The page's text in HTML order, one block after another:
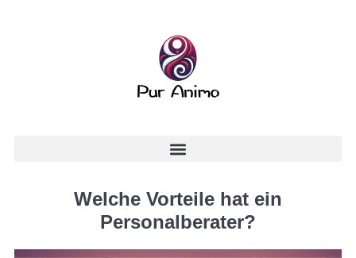
Welche Vorteile hat ein
Personalberater?